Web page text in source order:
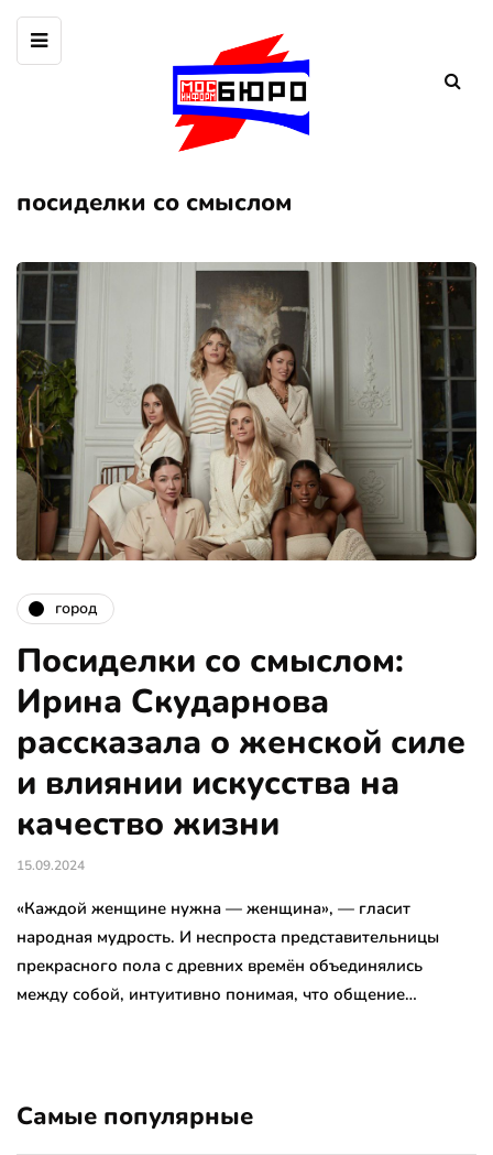
посиделки со смыслом
город
Посиделки со смыслом:
Ирина Скударнова
рассказала о женской силе
и влиянии искусства на
качество жизни
15.09.2024
«Каждой женщине нужна — женщина», — гласит
народная мудрость. И неспроста представительницы
прекрасного пола с древних времён объединялись
между собой, интуитивно понимая, что общение…
Самые популярные